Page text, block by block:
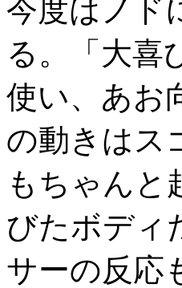
今度はノド
る。「大喜
使い、あお
の動きは
もちゃんと
びたボディ
サーの反応